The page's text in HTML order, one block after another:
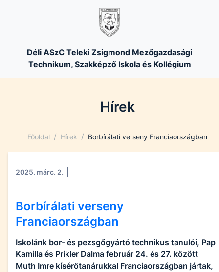
Déli ASzC Teleki Zsigmond Mezőgazdasági
Technikum, Szakképző Iskola és Kollégium
Hírek
Főoldal / Hírek / Borbírálati verseny Franciaországban
2025. márc. 2.
Borbírálati verseny
Franciaországban
Iskolánk bor- és pezsgőgyártó technikus tanulói, Pap
Kamilla és Prikler Dalma február 24. és 27. között
Muth Imre kísérőtanárukkal Franciaországban jártak,